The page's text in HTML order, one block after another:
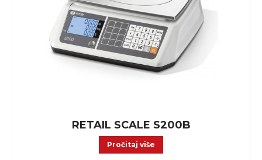
RETAIL SCALE S200B
Pročitaj više